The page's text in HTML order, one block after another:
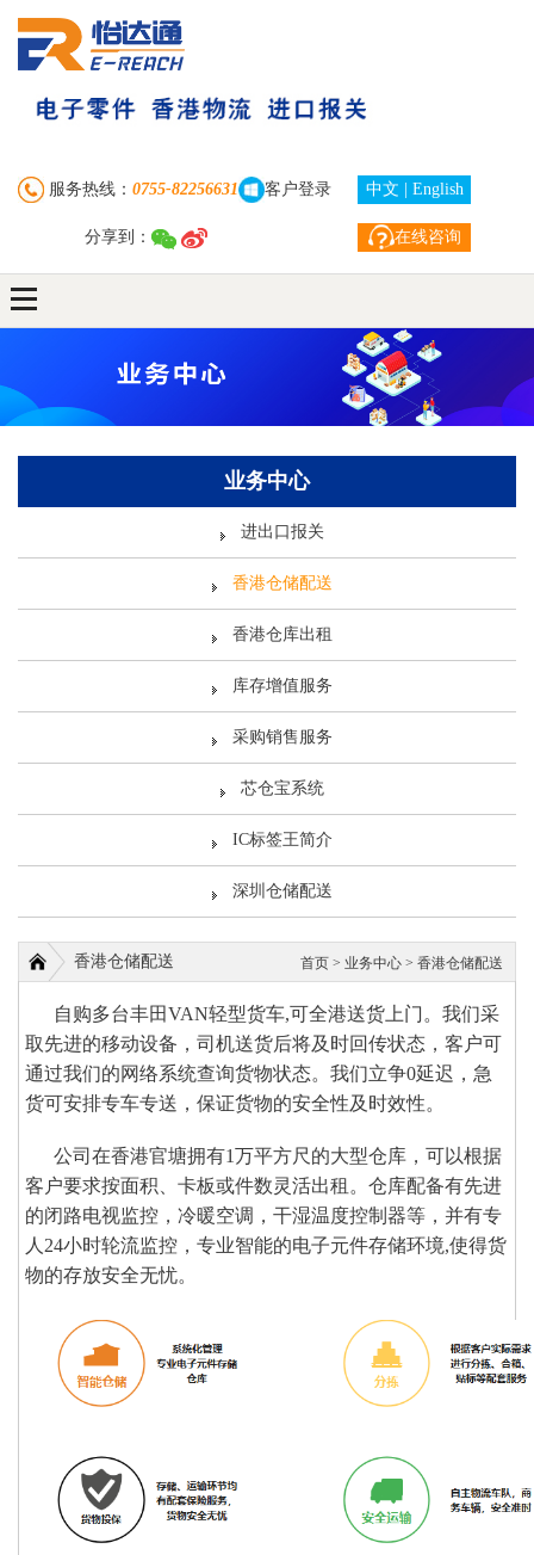
服务热线： 0755-82256631 客户登录
分享到：
中文 English
在线咨询
业务中心
订单查询
联系我们
业务中心
进出口报关
香港仓储配送
香港仓库出租
库存增值服务
采购销售服务
芯仓宝系统
IC标签王简介
深圳仓储配送
香港仓储配送 首页 > 业务中心 > 香港仓储配送
自购多台丰田VAN轻型货车,可全港送货上门。我们采
取先进的移动设备，司机送货后将及时回传状态，客户可
通过我们的网络系统查询货物状态。我们立争0延迟，急
货可安排专车专送，保证货物的安全性及时效性。
公司在香港官塘拥有1万平方尺的大型仓库，可以根据
客户要求按面积、卡板或件数灵活出租。仓库配备有先进
的闭路电视监控，冷暖空调，干湿温度控制器等，并有专
人24小时轮流监控，专业智能的电子元件存储环境,使得货
物的存放安全无忧。